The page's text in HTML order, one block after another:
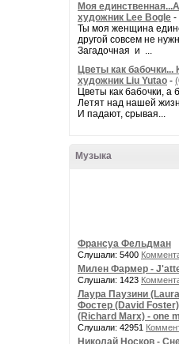
Моя
художник Lee Bogle -
Ты моя женщина
другой совсем не
Загадочная и ...
Цветы как бабочки...
художник Liu Yutao -
Цветы как бабочки, а
Летят над нашей
И падают, срывая...
Музыка
Франсуа Фельдман
Слушали: 5400
Милен Фармер -
Слушали: 1423
Лаура Паузини
Фостер (David
(Richard Marx) - one
Слушали: 42951
Николай Носков -